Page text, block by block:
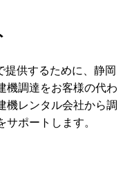
供するために、 静岡
機調達をお客様の代わ
機レンタル会社から調
ポートします。